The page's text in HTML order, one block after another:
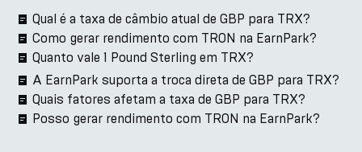
Qual é a taxa de câmbio atual de GBP para TRX?
Como gerar rendimento com TRON na EarnPark?
Quanto vale 1 Pound Sterling em TRX?
A EarnPark suporta a troca direta de GBP para TRX?
Quais fatores afetam a taxa de GBP para TRX?
Posso gerar rendimento com TRON na EarnPark?